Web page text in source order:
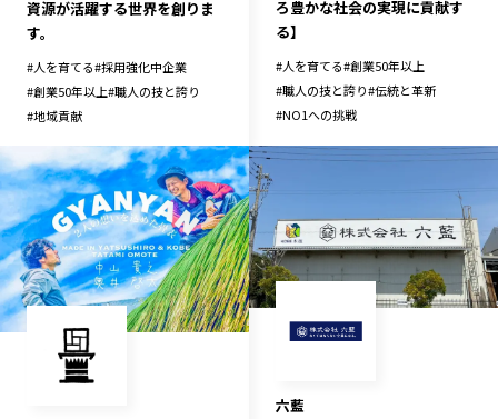
資源が活躍する世界を創りま
す。
#人を育てる#採用強化中企業
#創業50年以上#職人の技と誇り
#地域貢献
ろ豊かな社会の実現に貢献す
る】
#人を育てる#創業50年以上
#職人の技と誇り#伝統と革新
#NO1への挑戦
六藍